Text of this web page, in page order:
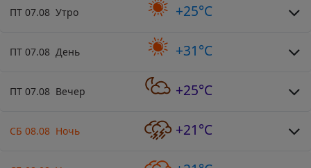
ПТ 07.08 Утро +25°C
ПТ 07.08 День +31°C
ПТ 07.08 Вечер +25°C
СБ 08.08 Ночь +21°C